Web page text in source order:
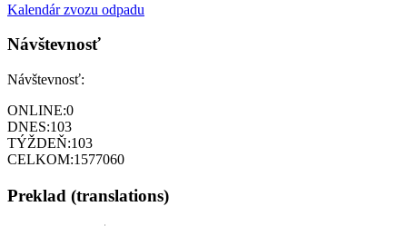
Kalendár zvozu odpadu
Návštevnosť
Návštevnosť:
ONLINE:0
DNES:103
TÝŽDEŇ:103
CELKOM:1577060
Preklad (translations)